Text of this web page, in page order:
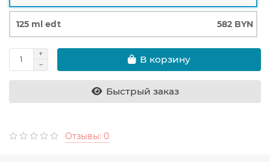
125 ml edt 582 BYN
В корзину
Быстрый заказ
Отзывы: 0